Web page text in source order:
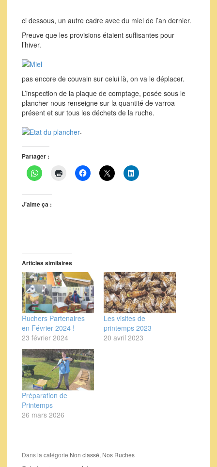
ci dessous, un autre cadre avec du miel de l’an dernier.
Preuve que les provisions étaient suffisantes pour
l’hiver.
pas encore de couvain sur celui là, on va le déplacer.
L’inspection de la plaque de comptage, posée sous le
plancher nous renseigne sur la quantité de varroa
présent et sur tous les déchets de la ruche.
.
Partager :
J’aime ça :
Articles similaires
Ruchers Partenaires
en Février 2024 !
23 février 2024
Les visites de
printemps 2023
20 avril 2023
Préparation de
Printemps
26 mars 2026
Dans la catégorie Non classé, Nos Ruches